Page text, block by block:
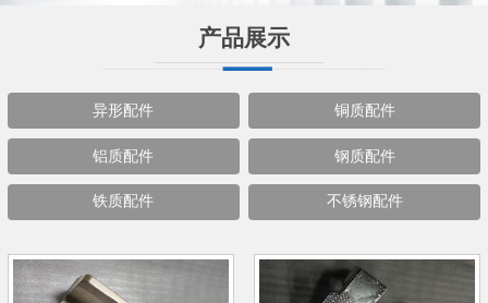
产品展示
异形配件 铜质配件
铝质配件 钢质配件
铁质配件 不锈钢配件